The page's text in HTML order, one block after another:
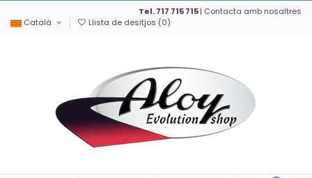
Tel. 717 715 715| Contacta amb nosaltres
Català
Llista de desitjos (0)